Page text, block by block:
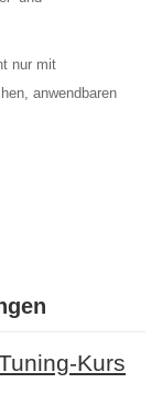
nur mit
anwendbaren
Kurs